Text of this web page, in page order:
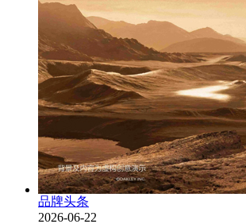
品牌头条
2026-06-22